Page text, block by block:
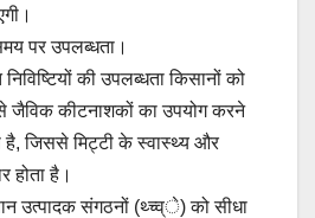
पर उपलब्धता।
की उपलब्धता किसानों को
जैविक कीटनाशकों का उपयोग करने
है, जिससे मिट्टी के स्वास्थ्य और
होता है।
उत्पादक संगठनों (थ्च्व्े) को सीधा